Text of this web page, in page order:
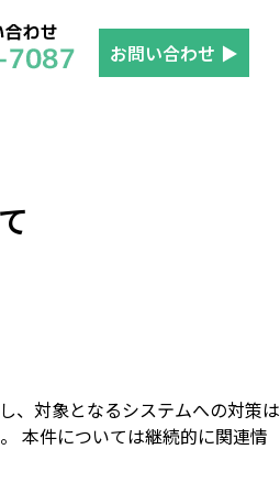
お問い合わせ ▶
、対象となるシステムへの対策は
本件については継続的に関連情